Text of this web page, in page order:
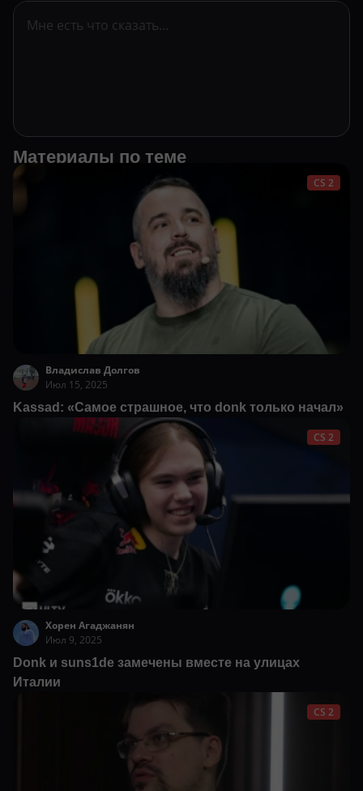
Материалы по теме
CS 2
Владислав Долгов
Июл 15, 2025
Kassad: «Самое страшное, что donk только начал»
CS 2
Хорен Агаджанян
Июл 9, 2025
Donk и suns1de замечены вместе на улицах
Италии
CS 2